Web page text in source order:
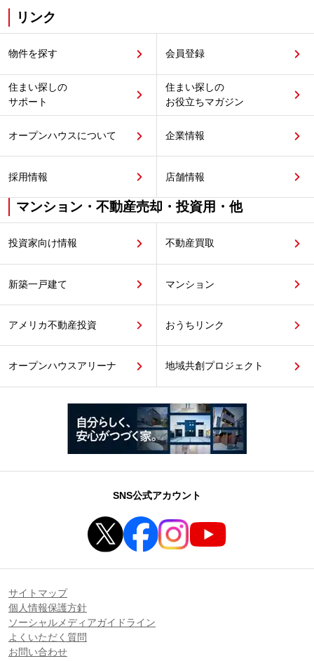
リンク
物件を探す 会員登録
住まい探しの
サポート
住まい探しの
お役立ちマガジン
オープンハウスについて 企業情報
採用情報 店舗情報
マンション・不動産売却・投資用・他
投資家向け情報 不動産買取
新築一戸建て マンション
アメリカ不動産投資 おうちリンク
オープンハウスアリーナ 地域共創プロジェクト
SNS公式アカウント
サイトマップ
個人情報保護方針
ソーシャルメディアガイドライン
よくいただく質問
お問い合わせ